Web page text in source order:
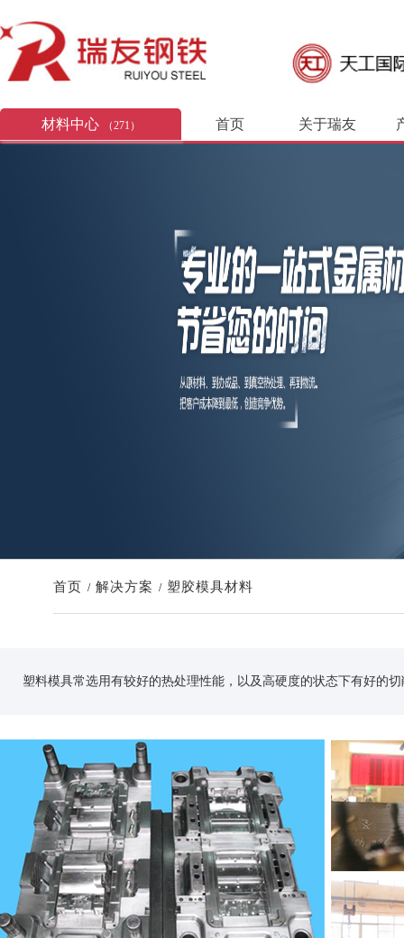
材料中心 （271） 首页 关于瑞友
首页 / 解决方案 / 塑胶模具材料
塑料模具常选用有较好的热处理性能，以及高硬度的状态下有好的